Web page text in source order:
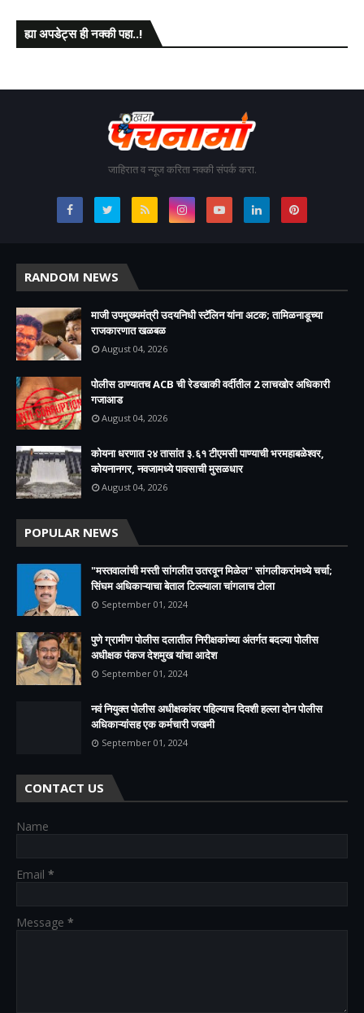
ह्या अपडेट्स ही नक्की पहा..!
जाहिरात व न्यूज करिता नक्की संपर्क करा.
RANDOM NEWS
माजी उपमुख्यमंत्री उदयनिधी स्टॅलिन यांना अटक; तामिळनाडूच्या
राजकारणात खळबळ
August 04, 2026
पोलीस ठाण्यातच ACB ची रेडखाकी वर्दीतील 2 लाचखोर अधिकारी
गजाआड
August 04, 2026
कोयना धरणात २४ तासांत ३.६१ टीएमसी पाण्याची भरमहाबळेश्वर,
कोयनानगर, नवजामध्ये पावसाची मुसळधार
August 04, 2026
POPULAR NEWS
"मस्तवालांची मस्ती सांगलीत उतरवून मिळेल" सांगलीकरांमध्ये चर्चा;
सिंघम अधिकाऱ्याचा बेताल टिल्ल्याला चांगलाच टोला
September 01, 2024
पुणे ग्रामीण पोलीस दलातील निरीक्षकांच्या अंतर्गत बदल्या पोलीस
अधीक्षक पंकज देशमुख यांचा आदेश
September 01, 2024
नवं नियुक्त पोलीस अधीक्षकांवर पहिल्याच दिवशी हल्ला दोन पोलीस
अधिकाऱ्यांसह एक कर्मचारी जखमी
September 01, 2024
CONTACT US
Name
Email *
Message *